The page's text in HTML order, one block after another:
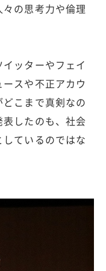
々の思考力や倫理
ッターやフェイ
スや不正アカウ
こまで真剣なの
したのも、社会
ているのではな